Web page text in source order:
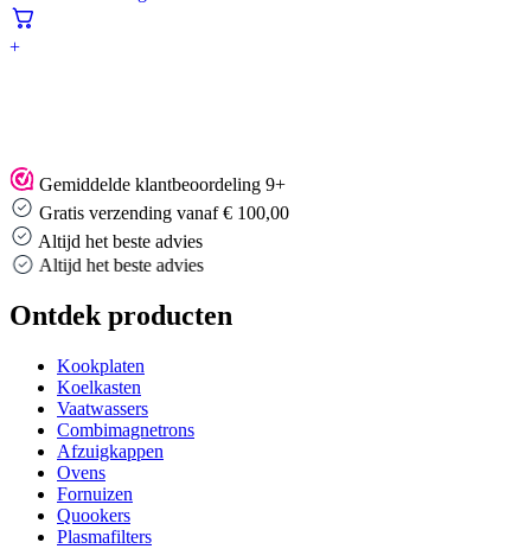
+
Gemiddelde klantbeoordeling 9+
Gratis verzending vanaf € 100,00
Altijd het beste advies
Altijd het beste advies
Ontdek producten
Kookplaten
Koelkasten
Vaatwassers
Combimagnetrons
Afzuigkappen
Ovens
Fornuizen
Quookers
Plasmafilters